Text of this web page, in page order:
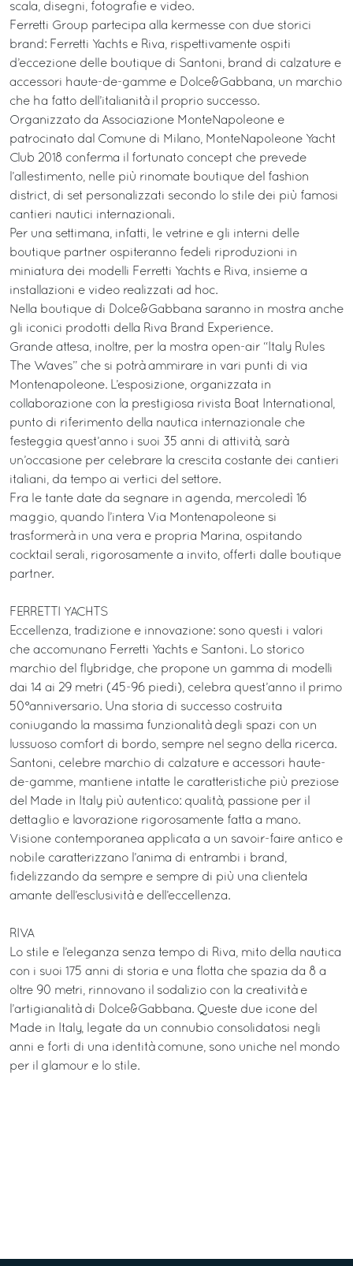
scala, disegni, fotografie e video.
Ferretti Group partecipa alla kermesse con due storici
brand: Ferretti Yachts e Riva, rispettivamente ospiti
d’eccezione delle boutique di Santoni, brand di calzature e
accessori haute-de-gamme e Dolce&Gabbana, un marchio
che ha fatto dell’italianità il proprio successo.
Organizzato da Associazione MonteNapoleone e
patrocinato dal Comune di Milano, MonteNapoleone Yacht
Club 2018 conferma il fortunato concept che prevede
l’allestimento, nelle più rinomate boutique del fashion
district, di set personalizzati secondo lo stile dei più famosi
cantieri nautici internazionali.
Per una settimana, infatti, le vetrine e gli interni delle
boutique partner ospiteranno fedeli riproduzioni in
miniatura dei modelli Ferretti Yachts e Riva, insieme a
installazioni e video realizzati ad hoc.
Nella boutique di Dolce&Gabbana saranno in mostra anche
gli iconici prodotti della Riva Brand Experience.
Grande attesa, inoltre, per la mostra open-air “Italy Rules
The Waves” che si potrà ammirare in vari punti di via
Montenapoleone. L’esposizione, organizzata in
collaborazione con la prestigiosa rivista Boat International,
punto di riferimento della nautica internazionale che
festeggia quest’anno i suoi 35 anni di attività, sarà
un’occasione per celebrare la crescita costante dei cantieri
italiani, da tempo ai vertici del settore.
Fra le tante date da segnare in agenda, mercoledì 16
maggio, quando l’intera Via Montenapoleone si
trasformerà in una vera e propria Marina, ospitando
cocktail serali, rigorosamente a invito, offerti dalle boutique
partner.
FERRETTI YACHTS
Eccellenza, tradizione e innovazione: sono questi i valori
che accomunano Ferretti Yachts e Santoni. Lo storico
marchio del flybridge, che propone un gamma di modelli
dai 14 ai 29 metri (45-96 piedi), celebra quest’anno il primo
50°anniversario. Una storia di successo costruita
coniugando la massima funzionalità degli spazi con un
lussuoso comfort di bordo, sempre nel segno della ricerca.
Santoni, celebre marchio di calzature e accessori haute-
de-gamme, mantiene intatte le caratteristiche più preziose
del Made in Italy più autentico: qualità, passione per il
dettaglio e lavorazione rigorosamente fatta a mano.
Visione contemporanea applicata a un savoir-faire antico e
nobile caratterizzano l’anima di entrambi i brand,
fidelizzando da sempre e sempre di più una clientela
amante dell’esclusività e dell’eccellenza.
RIVA
Lo stile e l’eleganza senza tempo di Riva, mito della nautica
con i suoi 175 anni di storia e una flotta che spazia da 8 a
oltre 90 metri, rinnovano il sodalizio con la creatività e
l’artigianalità di Dolce&Gabbana. Queste due icone del
Made in Italy, legate da un connubio consolidatosi negli
anni e forti di una identità comune, sono uniche nel mondo
per il glamour e lo stile.